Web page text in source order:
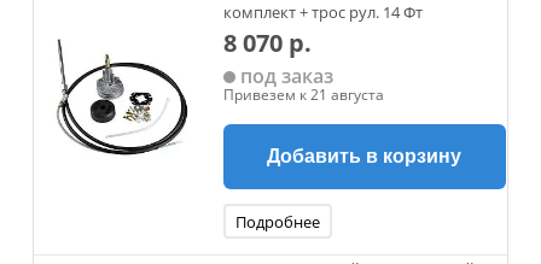
комплект + трос рул. 14 Фт
8 070 р.
под заказ
Привезем к 21 августа
Добавить в корзину
Подробнее